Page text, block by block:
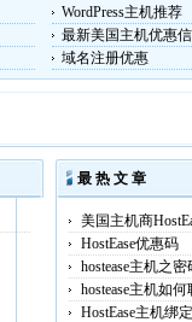
WordPress主机推荐
最新美国主机优惠
域名注册优惠
最 热 文 章
美国主机商
HostEase优惠码
hostease主机之
hostease主机如
HostEase主机绑